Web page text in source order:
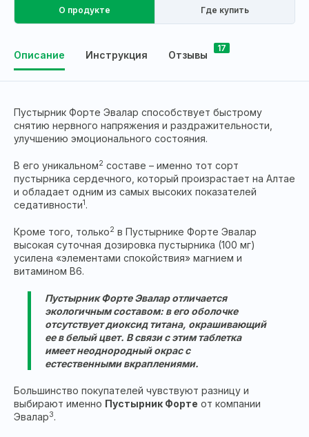
О продукте Где купить
Описание Инструкция Отзывы
17
Пустырник Форте Эвалар способствует быстрому
снятию нервного напряжения и раздражительности,
улучшению эмоционального состояния.
В его уникальном2 составе – именно тот сорт
пустырника сердечного, который произрастает на Алтае
и обладает одним из самых высоких показателей
седативности1.
Кроме того, только2 в Пустырнике Форте Эвалар
высокая суточная дозировка пустырника (100 мг)
усилена «элементами спокойствия» магнием и
витамином В6.
Пустырник Форте Эвалар отличается
экологичным составом: в его оболочке
отсутствует диоксид титана, окрашивающий
ее в белый цвет. В связи с этим таблетка
имеет неоднородный окрас с
естественными вкраплениями.
Большинство покупателей чувствуют разницу и
выбирают именно Пустырник Форте от компании
Эвалар3.